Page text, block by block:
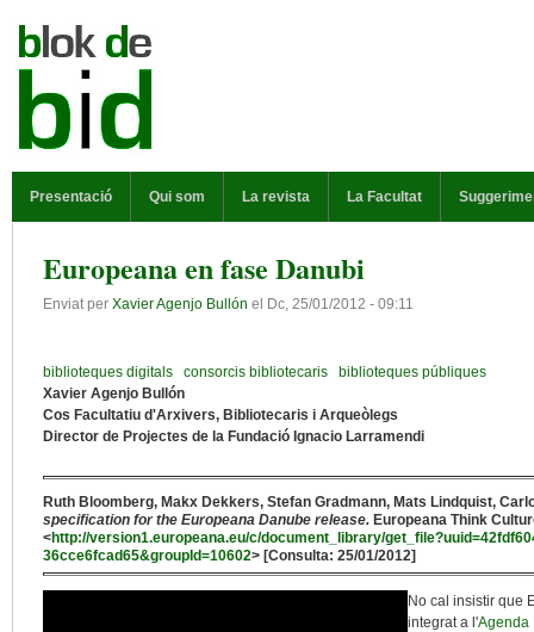
Presentació Qui som La revista La Facultat
Europeana en fase Danubi
Enviat per Xavier Agenjo Bullón el Dc, 25/01/2012 - 09:11
biblioteques digitals consorcis bibliotecaris
biblioteques públiques
Xavier Agenjo Bullón
Cos Facultatiu d'Arxivers, Bibliotecaris i Arqueòlegs
Director de Projectes de la Fundació Ignacio Larramendi
Ruth Bloomberg, Makx Dekkers, Stefan Gradmann, Mats Lindquist,
specification for the Europeana Danube release. Europeana Think
<http://version1.europeana.eu/c/document_library/
36cce6fcad65&groupId=10602> [Consulta: 25/01/2012]
No cal insistir que
integrat a l'Agenda